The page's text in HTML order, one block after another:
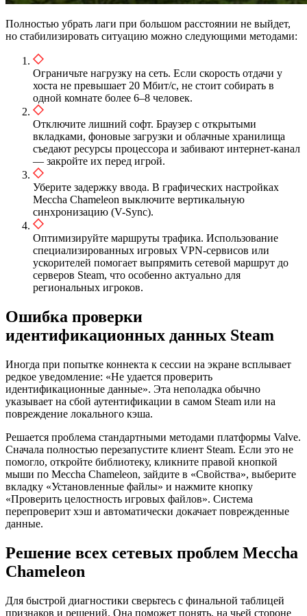
Полностью убрать лаги при большом расстоянии не выйдет,
но стабилизировать ситуацию можно следующими методами:
Ограничьте нагрузку на сеть. Если скорость отдачи у
хоста не превышает 20 Мбит/с, не стоит собирать в
одной комнате более 6–8 человек.
Отключите лишний софт. Браузер с открытыми
вкладками, фоновые загрузки и облачные хранилища
съедают ресурсы процессора и забивают интернет-канал
— закройте их перед игрой.
Уберите задержку ввода. В графических настройках
Meccha Chameleon выключите вертикальную
синхронизацию (V-Sync).
Оптимизируйте маршруты трафика. Использование
специализированных игровых VPN-сервисов или
ускорителей помогает выпрямить сетевой маршрут до
серверов Steam, что особенно актуально для
региональных игроков.
Ошибка проверки
идентификационных данных Steam
Иногда при попытке коннекта к сессии на экране всплывает
редкое уведомление: «Не удается проверить
идентификационные данные». Эта неполадка обычно
указывает на сбой аутентификации в самом Steam или на
повреждение локального кэша.
Решается проблема стандартными методами платформы Valve.
Сначала полностью перезапустите клиент Steam. Если это не
помогло, откройте библиотеку, кликните правой кнопкой
мыши по Meccha Chameleon, зайдите в «Свойства», выберите
вкладку «Установленные файлы» и нажмите кнопку
«Проверить целостность игровых файлов». Система
перепроверит хэш и автоматически докачает поврежденные
данные.
Решение всех сетевых проблем Meccha
Chameleon
Для быстрой диагностики сверьтесь с финальной таблицей
признаков и решений. Она поможет понять, на чьей стороне